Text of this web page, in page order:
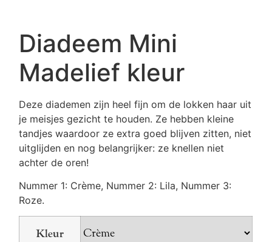
Diadeem Mini
Madelief kleur
Deze diademen zijn heel fijn om de lokken haar uit
je meisjes gezicht te houden. Ze hebben kleine
tandjes waardoor ze extra goed blijven zitten, niet
uitglijden en nog belangrijker: ze knellen niet
achter de oren!
Nummer 1: Crème, Nummer 2: Lila, Nummer 3:
Roze.
Kleur